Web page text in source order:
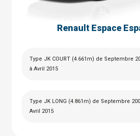
Renault Espace
Type JK COURT (4.661m) de Septembre
à Avril 2015
Type JK LONG (4.861m) de Septembre
Avril 2015